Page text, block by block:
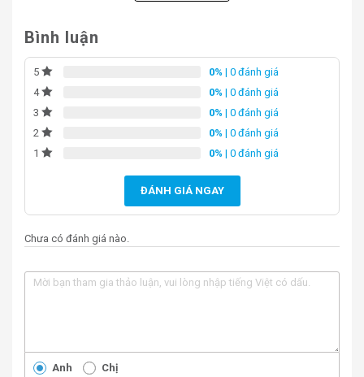
Bồn tắm Euroca EU0-1780
Bồn tắm Euroca EU0-1780 là sự kết hợp hoàn hảo giữa
công năng và thẩm mỹ, phản ánh gu thẩm mỹ tinh tế và
là một điểm nhấn nghệ thuật, biến mỗi lần tắm thành
một trải nghiệm thú vị và đáng nhớ.
Bình luận
5 0% | 0 đánh giá
4
0% | 0 đánh giá
3
0% | 0 đánh giá
2
0% | 0 đánh giá
1
0% | 0 đánh giá
ĐÁNH GIÁ NGAY
Chưa có đánh giá nào.
Anh Chị